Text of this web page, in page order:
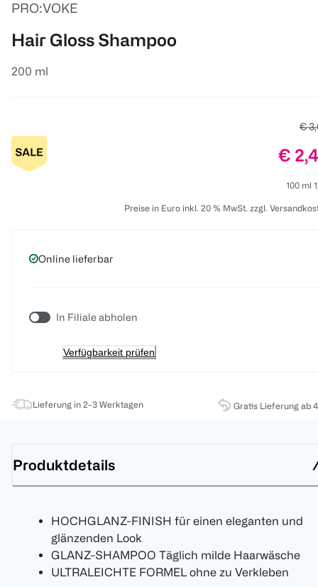
PRO:VOKE
Hair Gloss Shampoo
200 ml
€
€
100 ml
Preise in Euro inkl. 20 % MwSt. zzgl.
Online lieferbar
In Filiale abholen
Verfügbarkeit prüfen
Lieferung in 2-3 Werktagen Gratis Lieferung ab
Produktdetails
HOCHGLANZ-FINISH für einen eleganten und
glänzenden Look
GLANZ-SHAMPOO Täglich milde Haarwäsche
ULTRALEICHTE FORMEL ohne zu Verkleben